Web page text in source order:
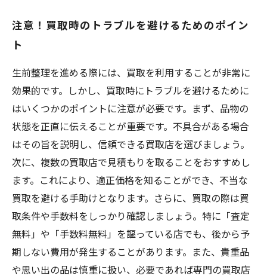
注意！買取時のトラブルを避けるためのポイン
ト
生前整理を進める際には、買取を利用することが非常に
効果的です。しかし、買取時にトラブルを避けるために
はいくつかのポイントに注意が必要です。まず、品物の
状態を正直に伝えることが重要です。不具合がある場合
はその旨を説明し、信頼できる買取店を選びましょう。
次に、複数の買取店で見積もりを取ることをおすすめし
ます。これにより、適正価格を知ることができ、不当な
買取を避ける手助けとなります。さらに、買取の際は買
取条件や手数料をしっかり確認しましょう。特に「査定
無料」や「手数料無料」を謳っている店でも、後から予
期しない費用が発生することがあります。また、貴重品
や思い出の品は慎重に扱い、必要であれば専門の買取店